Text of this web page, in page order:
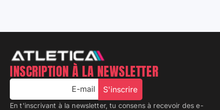
INSCRIPTION À LA NEWSLETTER
E-mail S'inscrire
En t'inscrivant à la newsletter, tu consens à recevoir des e-